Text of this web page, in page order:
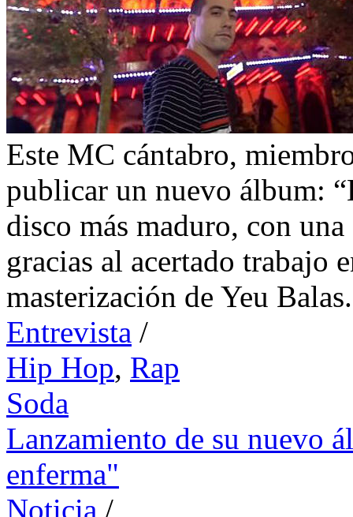
Este MC cántabro,
publicar un nuevo álbum:
disco más maduro, con
gracias al acertado trabajo
masterización de Yeu Balas.
Entrevista /
Hip Hop, Rap
Soda
Lanzamiento de su nuevo
enferma"
Noticia /